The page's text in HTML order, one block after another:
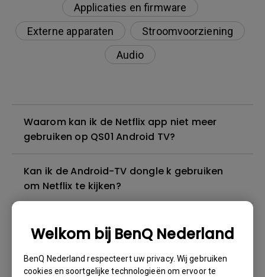
Welkom bij BenQ Nederland
BenQ Nederland respecteert uw privacy. Wij gebruiken
cookies en soortgelijke technologieën om ervoor te
Applicaties en firmware
Externe apparaten
Stroomvoorziening
Audio
Waarom kan ik de Netflix app niet meer
gebruiken op QS01 Android TV?
Kan ik de Android-TV dongle k gebruiken
om Netflix te kijken?
BenQ-melding op mijn Android TV?
Hoe kan ik de internetverbindingskwaliteit